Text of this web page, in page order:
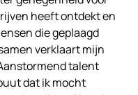
heeft ontdekt en
die geplaagd
verklaart mijn
talent
dat ik mocht